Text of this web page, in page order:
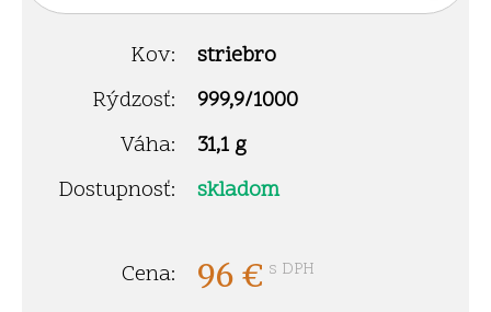
Kov:
striebro
Rýdzosť:
999,9/1000
Váha:
31,1 g
Dostupnosť:
skladom
Cena: 96 € s DPH